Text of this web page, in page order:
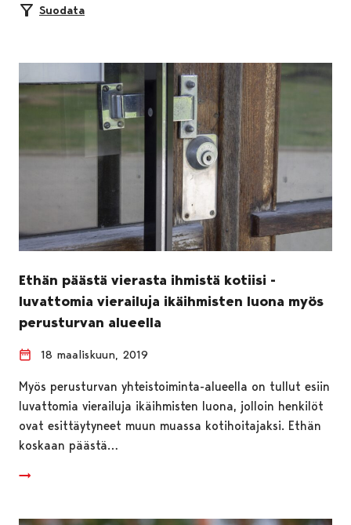
Suodata
Ethän päästä vierasta ihmistä kotiisi -
luvattomia vierailuja ikäihmisten luona myös
perusturvan alueella
18 maaliskuun, 2019
Myös perusturvan yhteistoiminta-alueella on tullut esiin
luvattomia vierailuja ikäihmisten luona, jolloin henkilöt
ovat esittäytyneet muun muassa kotihoitajaksi. Ethän
koskaan päästä…